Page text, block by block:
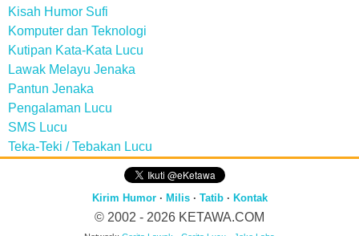
Kisah Humor Sufi
Komputer dan Teknologi
Kutipan Kata-Kata Lucu
Lawak Melayu Jenaka
Pantun Jenaka
Pengalaman Lucu
SMS Lucu
Teka-Teki / Tebakan Lucu
Kirim Humor· Milis· Tatib· Kontak
© 2002 - 2026 KETAWA.COM